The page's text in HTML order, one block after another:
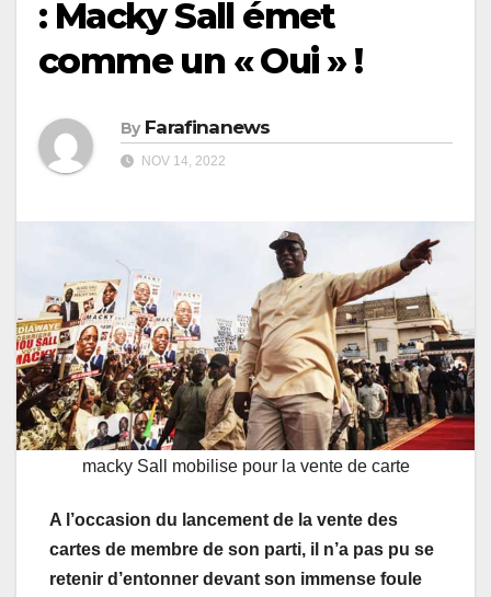
: Macky Sall émet
comme un « Oui » !
By Farafinanews
NOV 14, 2022
macky Sall mobilise pour la vente de carte
A l’occasion du lancement de la vente des
cartes de membre de son parti, il n’a pas pu se
retenir d’entonner devant son immense foule